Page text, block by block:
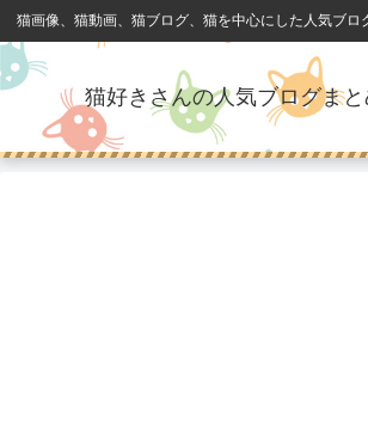
猫画像、猫動画、猫ブログ、猫を中心にした人気ブロ
猫好きさんの人気ブログま